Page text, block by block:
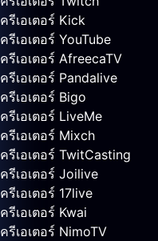
ครีเอเตอร์ Kick
ครีเอเตอร์ YouTube
ครีเอเตอร์ AfreecaTV
ครีเอเตอร์ Pandalive
ครีเอเตอร์ Bigo
ครีเอเตอร์ LiveMe
ครีเอเตอร์ Mixch
ครีเอเตอร์ TwitCasting
ครีเอเตอร์ Joilive
ครีเอเตอร์ 17live
ครีเอเตอร์ Kwai
ครีเอเตอร์ NimoTV